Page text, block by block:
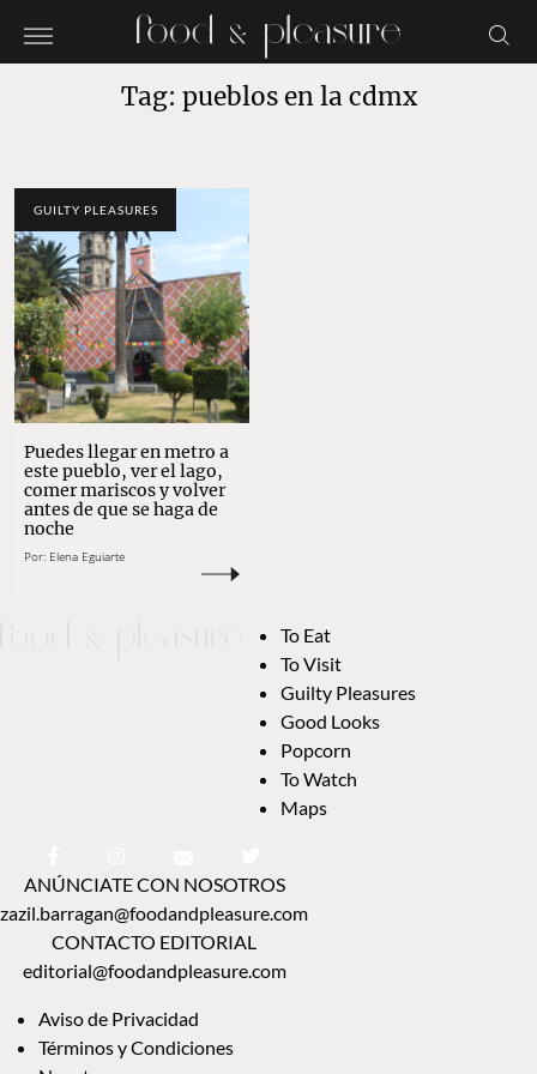
Tag: pueblos en la cdmx
GUILTY PLEASURES
Puedes llegar en metro a
este pueblo, ver el lago,
comer mariscos y volver
antes de que se haga de
noche
Por: Elena Eguiarte
To Eat
To Visit
Guilty Pleasures
Good Looks
Popcorn
To Watch
Maps
ANÚNCIATE CON NOSOTROS
zazil.barragan@foodandpleasure.com
CONTACTO EDITORIAL
editorial@foodandpleasure.com
Aviso de Privacidad
Términos y Condiciones